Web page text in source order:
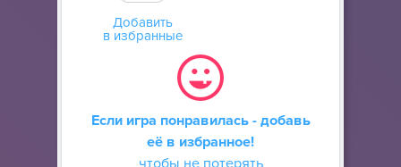
Добавить
в избранные
Если игра понравилась - добавь
её в избранное!